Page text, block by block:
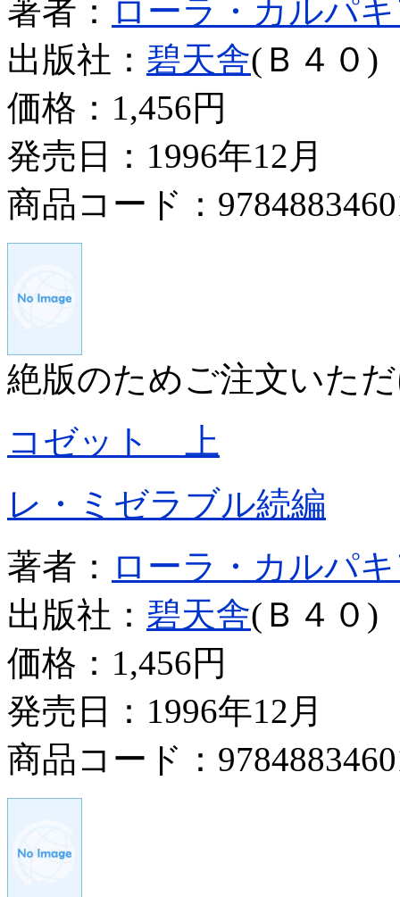
著者： ローラ・カルパ
出版社： 碧天舎(Ｂ４０)
価格： 1,456円
発売日：1996年12月
商品コード：
絶版のためご注文いた
コゼット 上
レ・ミゼラブル続編
著者： ローラ・カルパ
出版社： 碧天舎(Ｂ４０)
価格： 1,456円
発売日：1996年12月
商品コード：